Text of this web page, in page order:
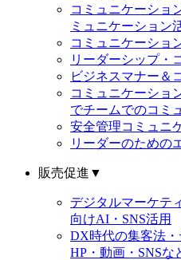
コミュニケーショ
ミュニケーション
コミュニケーショ
リーダーシップ・
ビジネスマナー＆
コミュニケーショ
でチームでのコミ
安全管理コミュニ
リーダーのための
販売促進 ▼
デジタルマーケテ
向けAI・SNS活用
DX時代の集客法
HP・動画・SNSな